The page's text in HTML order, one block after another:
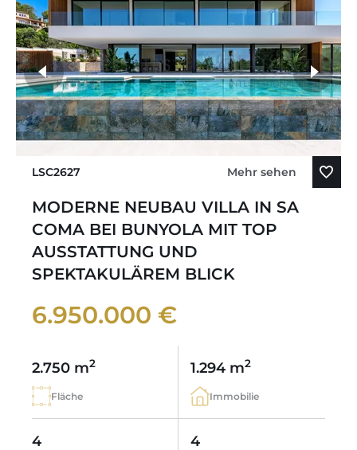
LSC2627 Mehr sehen
MODERNE NEUBAU VILLA IN SA
COMA BEI BUNYOLA MIT TOP
AUSSTATTUNG UND
SPEKTAKULÄREM BLICK
6.950.000 €
2.750 m2
Fläche
1.294 m2
Immobilie
4 4